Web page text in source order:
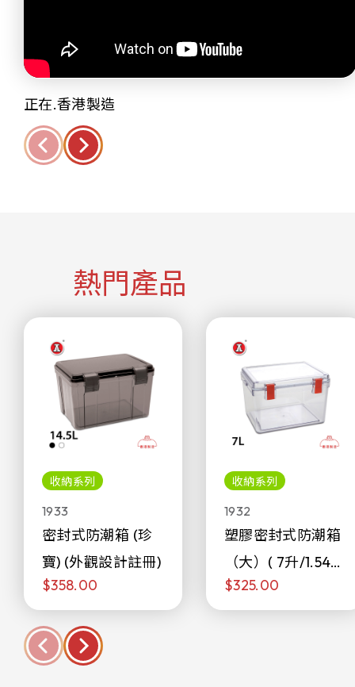
正在.香港製造
熱門產品
收納系列
1933
密封式防潮箱 (珍
寶) (外觀設計註冊)
$358.00
收納系列
1932
塑膠密封式防潮箱
（大）( 7升/1.54加
侖)
$325.00